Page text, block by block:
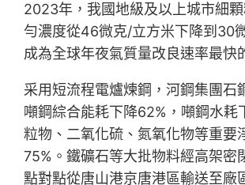
2023年，我國地級及以上城市細
勻濃度從46微克/立方米下降到30
成為全球年夜氣質量改良速率最快
采用短流程電爐煉鋼，河鋼集團石
噸鋼綜合能耗下降62%，噸鋼水耗
粒物、二氧化硫、氮氧化物等重要
75%。鐵礦石等大批物料經高架密
點對點從唐山港京唐港區輸送至